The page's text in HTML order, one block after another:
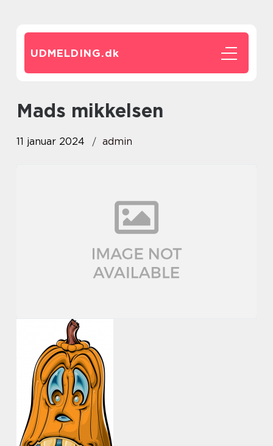
UDMELDING.dk
mads mikkelsen
11 januar 2024 admin